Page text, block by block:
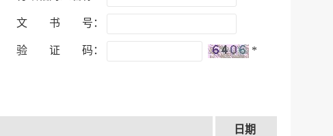
文 书 号：
验 证 码： *
日期